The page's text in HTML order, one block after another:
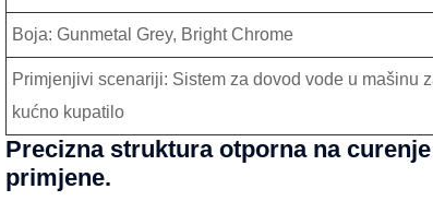
Boja: Gunmetal Grey, Bright Chrome
Primjenjivi scenariji: Sistem za dovod vode u mašinu
kućno kupatilo
Precizna struktura otporna na
primjene.